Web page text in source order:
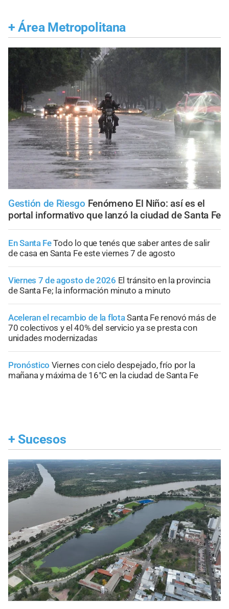
+ Área Metropolitana
Gestión de Riesgo Fenómeno El Niño: así es el
portal informativo que lanzó la ciudad de Santa Fe
En Santa FeTodo lo que tenés que saber antes de salir
de casa en Santa Fe este viernes 7 de agosto
Viernes 7 de agosto de 2026 El tránsito en la provincia
de Santa Fe; la información minuto a minuto
Aceleran el recambio de la flotaSanta Fe renovó más de
70 colectivos y el 40% del servicio ya se presta con
unidades modernizadas
Pronóstico Viernes con cielo despejado, frío por la
mañana y máxima de 16°C en la ciudad de Santa Fe
+ Sucesos